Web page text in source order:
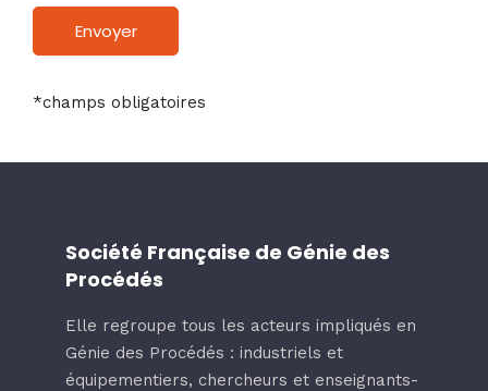
*champs obligatoires
Société Française de Génie des
Procédés
Elle regroupe tous les acteurs impliqués en
Génie des Procédés : industriels et
équipementiers, chercheurs et enseignants-